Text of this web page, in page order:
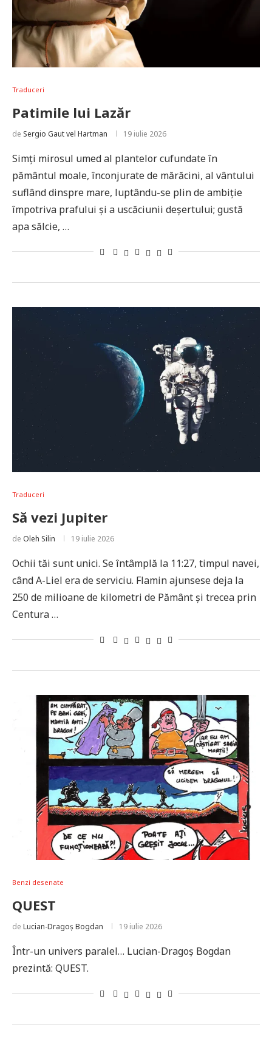
Traduceri
Patimile lui Lazăr
de Sergio Gaut vel Hartman 19 iulie 2026
Simți mirosul umed al plantelor cufundate în
pământul moale, înconjurate de mărăcini, al vântului
suflând dinspre mare, luptându-se plin de ambiție
împotriva prafului și a uscăciunii deșertului; gustă
apa sălcie, …
Traduceri
Să vezi Jupiter
de Oleh Silin 19 iulie 2026
Ochii tăi sunt unici. Se întâmplă la 11:27, timpul navei,
când A-Liel era de serviciu. Flamin ajunsese deja la
250 de milioane de kilometri de Pământ și trecea prin
Centura …
Benzi desenate
QUEST
de Lucian-Dragoș Bogdan 19 iulie 2026
Într-un univers paralel… Lucian-Dragoș Bogdan
prezintă: QUEST.